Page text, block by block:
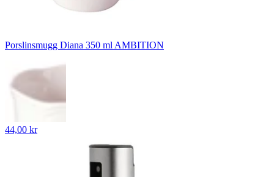
Porslinsmugg Diana 350 ml AMBITION
44,00 kr